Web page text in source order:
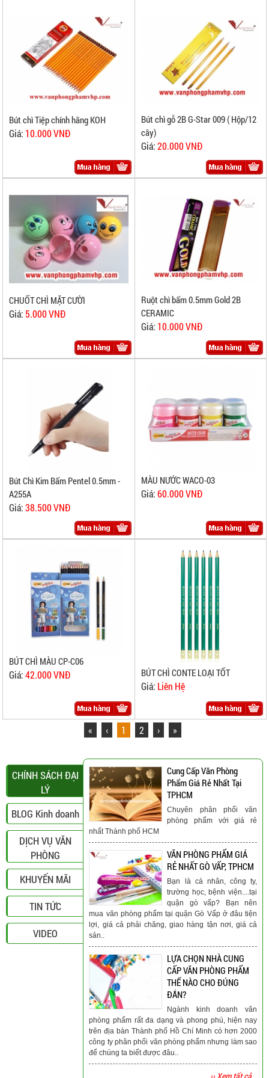
Bút chì Tiệp chính hãng KOH
Giá: 10.000 VNĐ
Bút chì gỗ 2B G-Star 009 ( Hộp/12
cây)
Giá:20.000 VNĐ
CHUỐT CHÌ MẶT CƯỜI
Giá: 5.000 VNĐ
Ruột chì bấm 0.5mm Gold 2B
CERAMIC
Giá: 10.000 VNĐ
Bút Chì Kim Bấm Pentel 0.5mm -
A255A
Giá:38.500 VNĐ
MÀU NƯỚC WACO-03
Giá:60.000 VNĐ
BÚT CHÌ MÀU CP-C06
Giá:42.000 VNĐ BÚT CHÌ CONTE LOẠI TỐT
Giá: Liên Hệ
« ‹ 1 2 › »
CHÍNH SÁCH ĐẠI
LÝ
BLOG Kinh doanh
DỊCH VỤ VĂN
PHÒNG
KHUYẾN MÃI
TIN TỨC
VIDEO
Cung Cấp Văn Phòng
Phẩm Giá Rẻ Nhất Tại
TPHCM
Chuyên phân phối văn
phòng phẩm với giá rẻ
nhất Thành phố HCM
VĂN PHÒNG PHẨM GIÁ
RẺ NHẤT GÒ VẤP, TPHCM
Bạn là cá nhân, công ty,
trường học, bệnh viện....tại
quận gò vấp? Bạn nên
mua văn phòng phẩm tại quận Gò Vấp ở đâu tiện
lợi, giá cả phải chăng, giao hàng tận nơi, giá cả
sản..
LỰA CHỌN NHÀ CUNG
CẤP VĂN PHÒNG PHẨM
THẾ NÀO CHO ĐÚNG
ĐẮN?
Ngành kinh doanh văn
phòng phẩm rất đa dạng và phong phú, hiện nay
trên địa bàn Thành phố Hồ Chí Minh có hơn 2000
công ty phân phối văn phòng phẩm nhưng làm sao
để chúng ta biết được đâu..